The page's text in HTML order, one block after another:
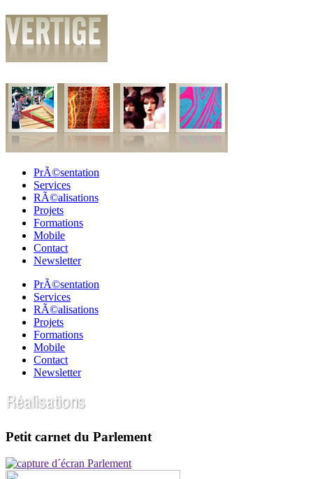
PrÃ©sentation
Services
RÃ©alisations
Projets
Formations
Mobile
Contact
Newsletter
PrÃ©sentation
Services
RÃ©alisations
Projets
Formations
Mobile
Contact
Newsletter
Petit carnet du Parlement